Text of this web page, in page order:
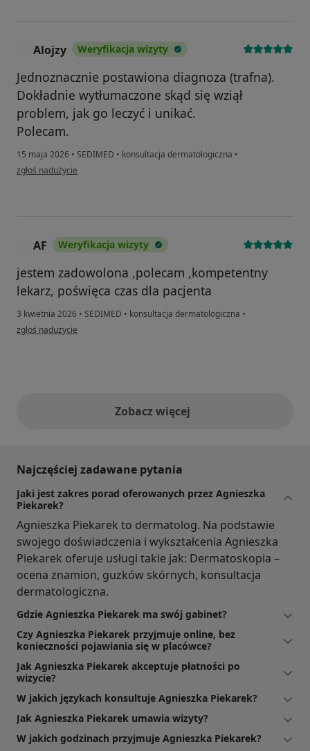
Alojzy Weryfikacja wizyty
Jednoznacznie postawiona diagnoza (trafna).
Dokładnie wytłumaczone skąd się wziął
problem, jak go leczyć i unikać.
Polecam.
15 maja 2026 • SEDIMED • konsultacja dermatologiczna •
w opinii użytkownika Alojzy
zgłoś nadużycie
AF Weryfikacja wizyty
jestem zadowolona ,polecam ,kompetentny
lekarz, poświęca czas dla pacjenta
3 kwietnia 2026 • SEDIMED • konsultacja dermatologiczna •
w opinii użytkownika AF
zgłoś nadużycie
Zobacz więcejopinie powyżej
Najczęściej zadawane pytania
Jaki jest zakres porad oferowanych przez Agnieszka
Piekarek?
Agnieszka Piekarek to dermatolog. Na podstawie
swojego doświadczenia i wykształcenia Agnieszka
Piekarek oferuje usługi takie jak: Dermatoskopia –
ocena znamion, guzków skórnych, konsultacja
dermatologiczna.
Gdzie Agnieszka Piekarek ma swój gabinet?
Czy Agnieszka Piekarek przyjmuje online, bez
konieczności pojawiania się w placówce?
Jak Agnieszka Piekarek akceptuje płatności po
wizycie?
W jakich językach konsultuje Agnieszka Piekarek?
Jak Agnieszka Piekarek umawia wizyty?
W jakich godzinach przyjmuje Agnieszka Piekarek?